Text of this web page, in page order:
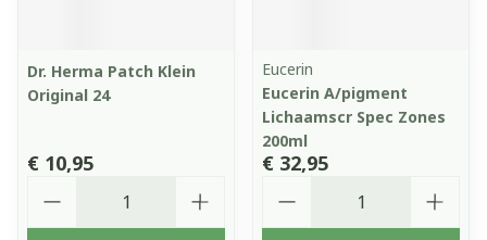
Dr. Herma Patch Klein
Original 24
€ 10,95
Eucerin
Eucerin A/pigment
Lichaamscr Spec Zones
200ml
€ 32,95